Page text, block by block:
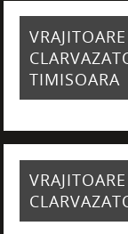
TIMISOARA